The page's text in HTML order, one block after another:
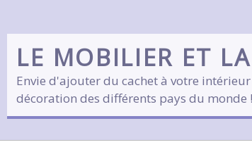
LE MOBILIER ET
Envie d'ajouter du cachet à votre
décoration des différents pays du monde !